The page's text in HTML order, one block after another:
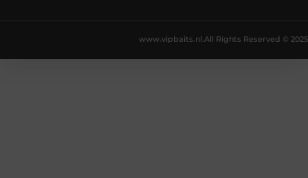
All Rights Reserved © 2025
www.vipbaits.nl.